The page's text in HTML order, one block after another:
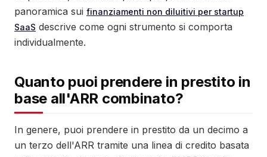
panoramica sui finanziamenti non diluitivi per startup
SaaS descrive come ogni strumento si comporta
individualmente.
Quanto puoi prendere in prestito in
base all'ARR combinato?
In genere, puoi prendere in prestito da un decimo a
un terzo dell'ARR tramite una linea di credito basata